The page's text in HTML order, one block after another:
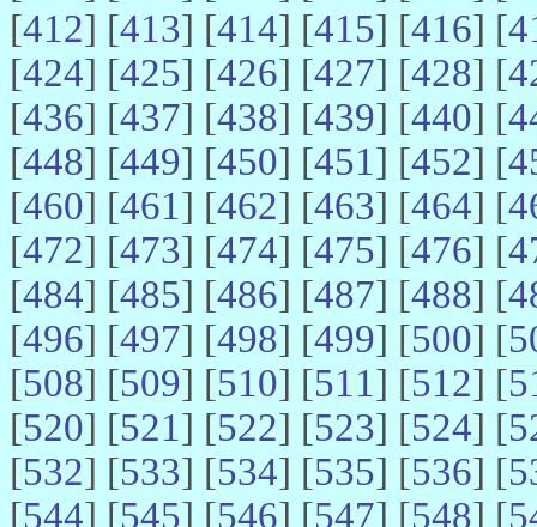
[412] [413] [414] [415] [416] [
[424] [425] [426] [427] [428] [
[436] [437] [438] [439] [440] [
[448] [449] [450] [451] [452] [
[460] [461] [462] [463] [464] [
[472] [473] [474] [475] [476] [
[484] [485] [486] [487] [488] [
[496] [497] [498] [499] [500] [
[508] [509] [510] [511] [512] [
[520] [521] [522] [523] [524] [
[532] [533] [534] [535] [536] [
[544] [545] [546] [547] [548] [